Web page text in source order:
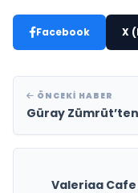
Facebook X
ÖNCEKI HABER
Güray
Valeriaa